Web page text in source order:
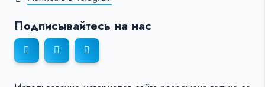
Подписывайтесь на нас